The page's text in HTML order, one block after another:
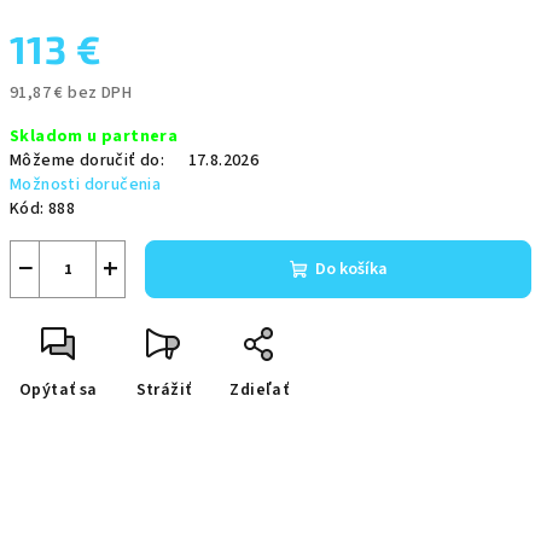
113 €
91,87 € bez DPH
cena:
Skladom u partnera
Môžeme doručiť do:
17.8.2026
Možnosti doručenia
Kód: 888
+
− Do košíka
Opýtať sa Strážiť Zdieľať